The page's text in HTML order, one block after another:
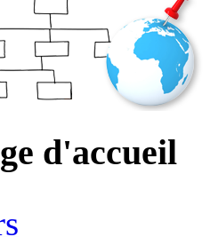
d'accueil